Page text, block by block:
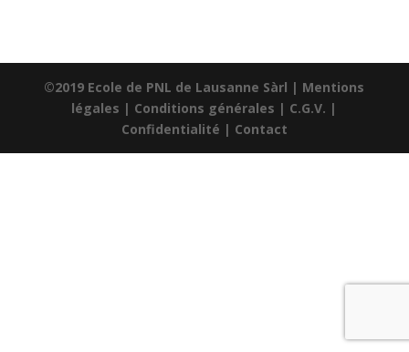
©2019 Ecole de PNL de Lausanne Sàrl | Mentions
légales | Conditions générales | C.G.V. |
Confidentialité | Contact